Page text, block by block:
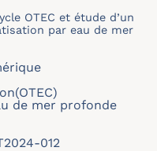
OTEC et étude d’un
par eau de mer
de mer profonde
012